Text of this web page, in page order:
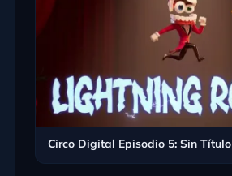
Circo Digital Episodio 5: Sin Título